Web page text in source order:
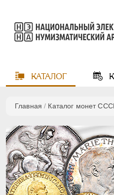
КАТАЛОГ
Главная / Каталог монет